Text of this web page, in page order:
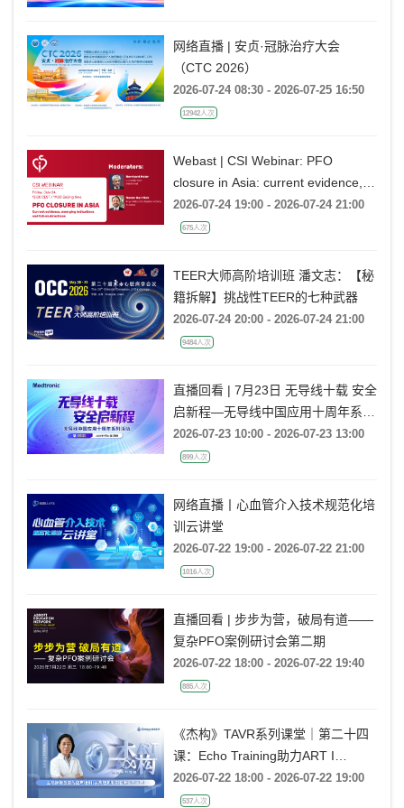
网络直播 | 安贞·冠脉治疗大会
（CTC 2026）
2026-07-24 08:30 - 2026-07-25 16:50
12942人次
Webast | CSI Webinar: PFO
closure in Asia: current evidence,
emerging indications and future
directions
2026-07-24 19:00 - 2026-07-24 21:00
675人次
TEER大师高阶培训班 潘文志：【秘
籍拆解】挑战性TEER的七种武器
2026-07-24 20:00 - 2026-07-24 21:00
9484人次
直播回看 | 7月23日 无导线十载 安全
启新程—无导线中国应用十周年系列
活动
2026-07-23 10:00 - 2026-07-23 13:00
899人次
网络直播丨心血管介入技术规范化培
训云讲堂
2026-07-22 19:00 - 2026-07-22 21:00
1016人次
直播回看 | 步步为营，破局有道——
复杂PFO案例研讨会第二期
2026-07-22 18:00 - 2026-07-22 19:40
885人次
《杰构》TAVR系列课堂｜第二十四
课：Echo Training助力ART I
Rebecca T. Hahn教授《主动脉瓣反
流的超声培训：从病理机制到临床诊
2026-07-22 18:00 - 2026-07-22 19:00
537人次